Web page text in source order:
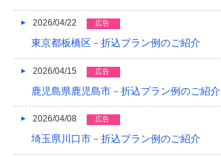
2021/12
2021/11
2021/10
2021/09
2026/04/22 広告
東京都板橋区－折込プラン例のご紹介
2026/04/15 広告
鹿児島県鹿児島市－折込プラン例のご紹介
2026/04/08 広告
埼玉県川口市－折込プラン例のご紹介